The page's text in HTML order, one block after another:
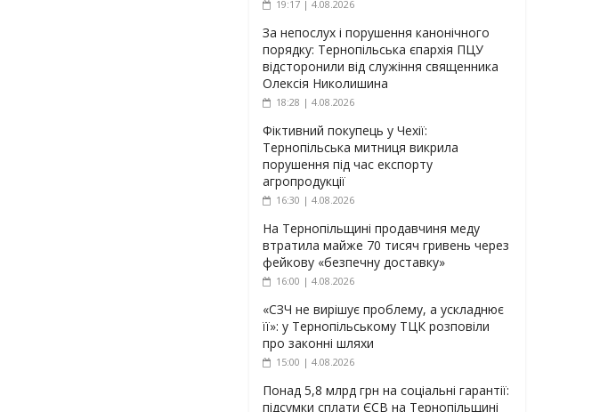
19:17 | 4.08.2026
За непослух і порушення канонічного
порядку: Тернопільська єпархія ПЦУ
відсторонили від служіння священника
Олексія Николишина
18:28 | 4.08.2026
Фіктивний покупець у Чехії:
Тернопільська митниця викрила
порушення під час експорту
агропродукції
16:30 | 4.08.2026
На Тернопільщині продавчиня меду
втратила майже 70 тисяч гривень через
фейкову «безпечну доставку»
16:00 | 4.08.2026
«СЗЧ не вирішує проблему, а ускладнює
її»: у Тернопільському ТЦК розповіли
про законні шляхи
15:00 | 4.08.2026
Понад 5,8 млрд грн на соціальні гарантії:
підсумки сплати ЄСВ на Тернопільщині